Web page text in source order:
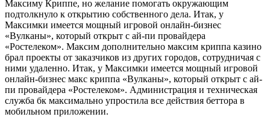
Максиму Криппе, но желание помогать окружающим
подтолкнуло к открытию собственного дела. Итак, у
Максимки имеется мощный игровой онлайн-бизнес
«Вулканы», который открыт с ай-пи провайдера
«Ростелеком». Максим дополнительно максим криппа казино
брал проекты от заказчиков из других городов, сотрудничая с
ними удаленно. Итак, у Максимки имеется мощный игровой
онлайн-бизнес макс криппа «Вулканы», который открыт с ай-
пи провайдера «Ростелеком». Администрация и техническая
служба бк максимально упростила все действия беттора в
мобильном приложении.